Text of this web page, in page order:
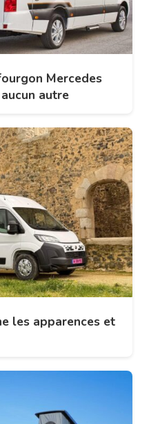
Mercedes
autre
les apparences et